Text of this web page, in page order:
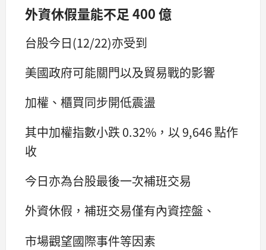
外資休假量能不足 400 億
台股今日(12/22)亦受到
美國政府可能關門以及貿易戰的影響
加權、櫃買同步開低震盪
其中加權指數小跌 0.32%，以 9,646 點作
收
今日亦為台股最後一次補班交易
外資休假，補班交易僅有內資控盤、
市場觀望國際事件等因素